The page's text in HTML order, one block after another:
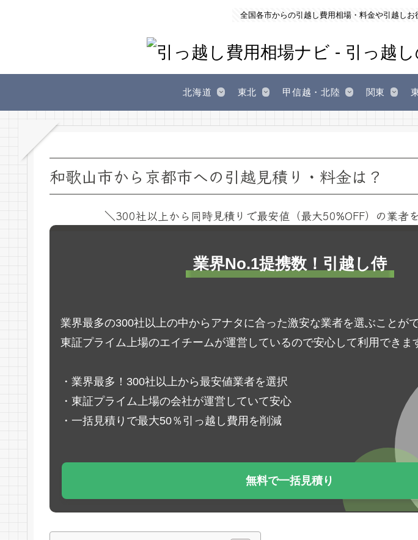
全国各市からの引越し費用相場・料金や引越しお
北海道 東北 甲信越・北陸 関東
和歌山市から京都市への引越見積り・料金は？
＼300社以上から同時見積りで最安値（最大50%OFF）の業者
業界No.1提携数！引越し侍
業界最多の300社以上の中からアナタに合った激安な業者を選ぶことがで
東証プライム上場のエイチームが運営しているので安心して利用できま
・業界最多！300社以上から最安値業者を選択
・東証プライム上場の会社が運営していて安心
・一括見積りで最大50％引っ越し費用を削減
無料で一括見積り